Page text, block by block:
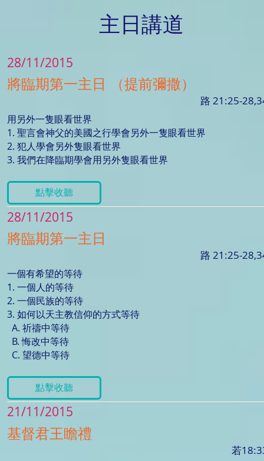
主日講道
28/11/2015
將臨期第一主日 （提前彌撒）
路 21:25-
用另外一隻眼看世界
1. 聖言會神父的美國之行學會另外一隻眼看世界
2. 犯人學會另外隻眼看世界
3. 我們在降臨期學會用另外隻眼看世界
點擊收聽
28/11/2015
將臨期第一主日
路 21:25-
一個有希望的等待
1. 一個人的等待
2. 一個民族的等待
3. 如何以天主教信仰的方式等待
A. 祈禱中等待
B. 悔改中等待
C. 望德中等待
點擊收聽
21/11/2015
基督君王瞻禮
若